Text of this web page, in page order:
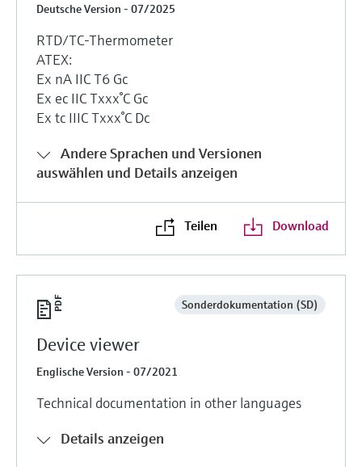
Deutsche Version - 07/2025
RTD/TC-Thermometer
ATEX:
Ex nA IIC T6 Gc
Ex ec IIC Txxx°C Gc
Ex tc IIIC Txxx°C Dc
Andere Sprachen und Versionen
auswählen und Details anzeigen
Teilen Download
Sonderdokumentation (SD)
Device viewer
Englische Version - 07/2021
Technical documentation in other languages
Details anzeigen